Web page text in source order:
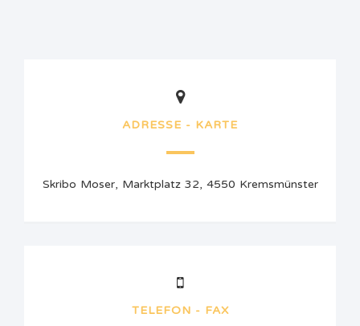
ADRESSE - KARTE
Skribo Moser, Marktplatz 32, 4550 Kremsmünster
TELEFON - FAX